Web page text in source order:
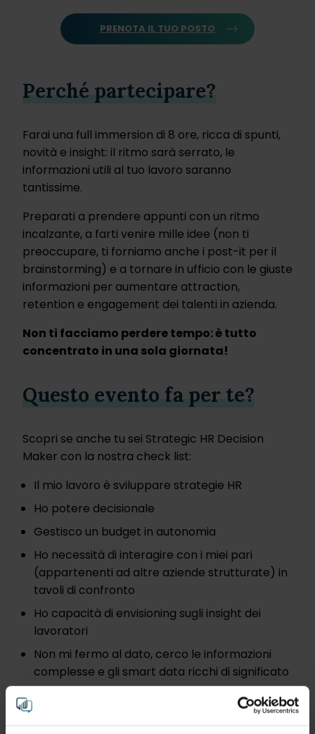
PRENOTA IL TUO POSTO
Perché partecipare?
Farai una full immersion di 8 ore, ricca di spunti,
novità e insight: il ritmo sarà serrato, le
informazioni utili al tuo lavoro saranno
tantissime.
Preparati a prendere appunti con un ritmo
incalzante, a farti venire mille idee (non ti
preoccupare, ti forniamo anche i post-it per il
brainstorming) e a tornare in ufficio con le giuste
informazioni per aumentare attraction,
retention e engagement dei talenti in azienda.
Non ti facciamo perdere tempo: è tutto
concentrato in una sola giornata!
Questo evento fa per te?
Scopri se anche tu sei Strategic HR Decision
Maker con la nostra check list:
Il mio lavoro è sviluppare strategie HR
Ho potere decisionale
Gestisco un budget in autonomia
Ho necessità di interagire con i miei pari
(appartenenti ad altre aziende strutturate) in
tavoli di confronto
Ho capacità di envisioning sugli insight dei
lavoratori
Non mi fermo al dato, cerco le informazioni
complesse e gli smart data ricchi di significato
Riesco a dare significato a quelli che per altri